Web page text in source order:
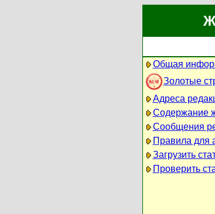
Общая
Золотые
Адреса
Содержание
Сообщения
Правила для
Загрузить
Проверить